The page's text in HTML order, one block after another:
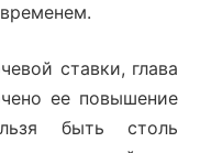
ставки, глава
ее повышение
быть столь